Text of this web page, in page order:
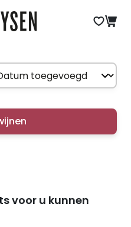
voor u kunnen